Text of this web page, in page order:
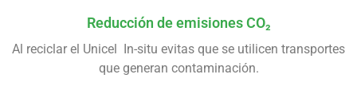
Reducción de emisiones CO₂
Al reciclar el Unicel In-situ evitas que se utilicen transportes
que generan contaminación.